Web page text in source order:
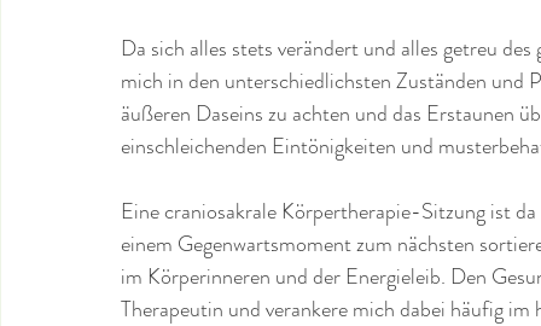
Da sich alles stets verändert und alles getreu
mich in den unterschiedlichsten Zuständen und
äußeren Daseins zu achten und das Erstaunen
einschleichenden Eintönigkeiten und
Eine craniosakrale Körpertherapie-Sitzung ist
einem Gegenwartsmoment zum nächsten
im Körperinneren und der Energieleib. Den
Therapeutin und verankere mich dabei häufig